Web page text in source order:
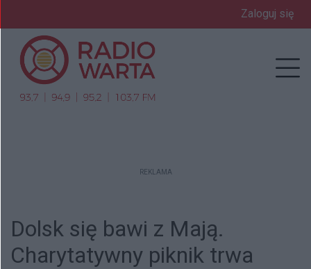
Zaloguj się
REKLAMA
Dolsk się bawi z Mają.
Charytatywny piknik trwa